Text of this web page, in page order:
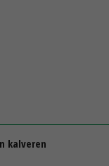
kalveren